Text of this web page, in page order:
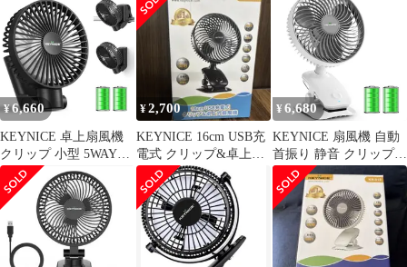
け/マグネット) USB充
電式 5000mAh大容量 自
動首振り 静音 風量4段
階 切タイマー付き コー
ドレス ポータブル扇風
機 オフィス/キャンプ/
車中泊 シッ 4b3b048a
小型 長時間連続使用 卓
上 日本語取扱説明書付
自動首振り KN-618
USB扇風機 (ブラック)
Keynice
音 コードレス 360度調
整 卓上／壁掛け KN-
618 ブラック 0
¥6,660
KEYNICE 卓上扇風機
クリップ 小型 5WAY仕
様 (卓上/吊り下げ/壁掛
け/マグネット) USB充
電式 5000mAh大容量 自
動首振り 静音 風量4段
階 切タイマー付き コー
ドレス ポータブル扇風
¥2,700
KEYNICE 16cm USB充
電式 クリップ&卓上扇
風機 KN-618
¥ 6,680
KEYNICE 扇風機 自動
首振り 静音 クリップ
卓上 壁掛け USB充電式
5000mAh大容量 4段階
風量調節 リズム風 小型
360度角度調整 ミニ扇
風機 コードレス 長時間
連続使用 熱中症対策 キ